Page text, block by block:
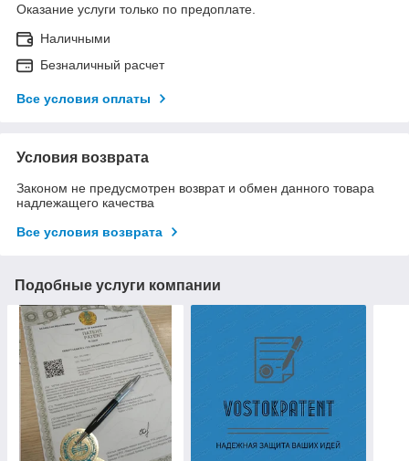
Оказание услуги только по предоплате.
Наличными
Безналичный расчет
Все условия оплаты
Условия возврата
Законом не предусмотрен возврат и обмен данного товара
надлежащего качества
Все условия возврата
Подобные услуги компании